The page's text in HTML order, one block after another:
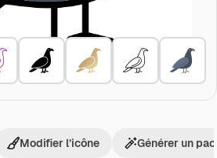
Modifier l’icône Générer un